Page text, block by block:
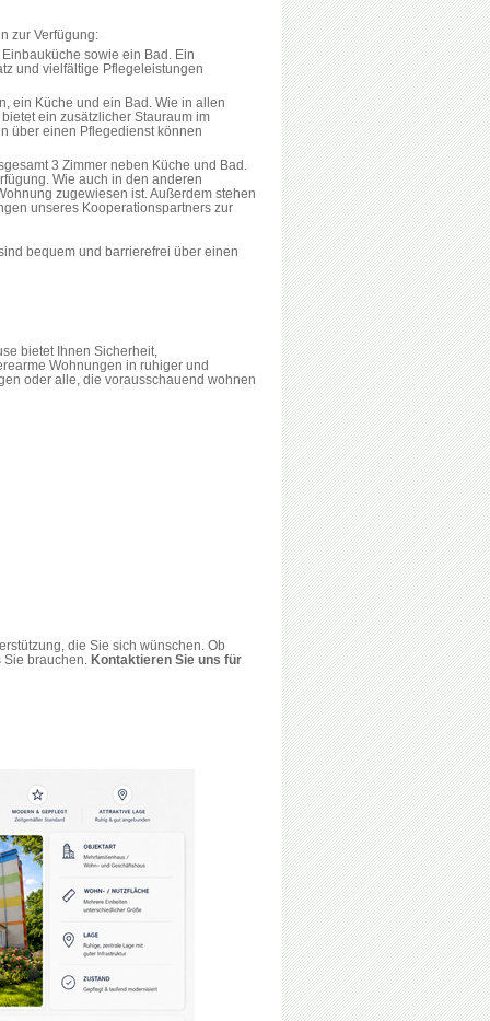
zur Verfügung:
sowie ein Bad. Ein
und vielfältige Pflegeleistungen
ein Küche und ein Bad. Wie in allen
ein zusätzlicher Stauraum im
über einen Pflegedienst können
3 Zimmer neben Küche und Bad.
Wie auch in den anderen
zugewiesen ist. Außerdem stehen
unseres Kooperationspartners zur
bequem und barrierefrei über einen
bietet Ihnen Sicherheit,
Wohnungen in ruhiger und
oder alle, die vorausschauend wohnen
die Sie sich wünschen. Ob
Sie brauchen. Kontaktieren Sie uns für